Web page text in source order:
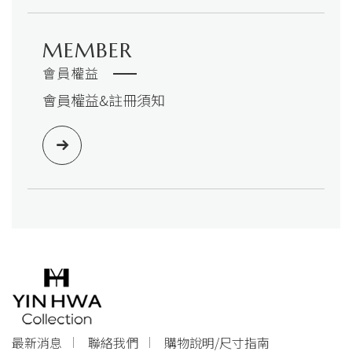
MEMBER
會員權益
會員權益&註冊須知
最新消息 聯絡我們 購物說明/尺寸指南